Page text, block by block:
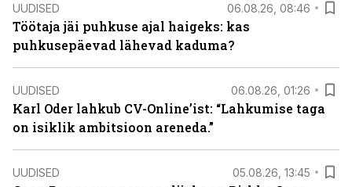
UUDISED 06.08.26, 08:46
Töötaja jäi puhkuse ajal haigeks: kas
puhkusepäevad lähevad kaduma?
UUDISED 06.08.26, 01:26
Karl Oder lahkub CV-Online’ist: “Lahkumise taga
on isiklik ambitsioon areneda.”
UUDISED 05.08.26, 13:45